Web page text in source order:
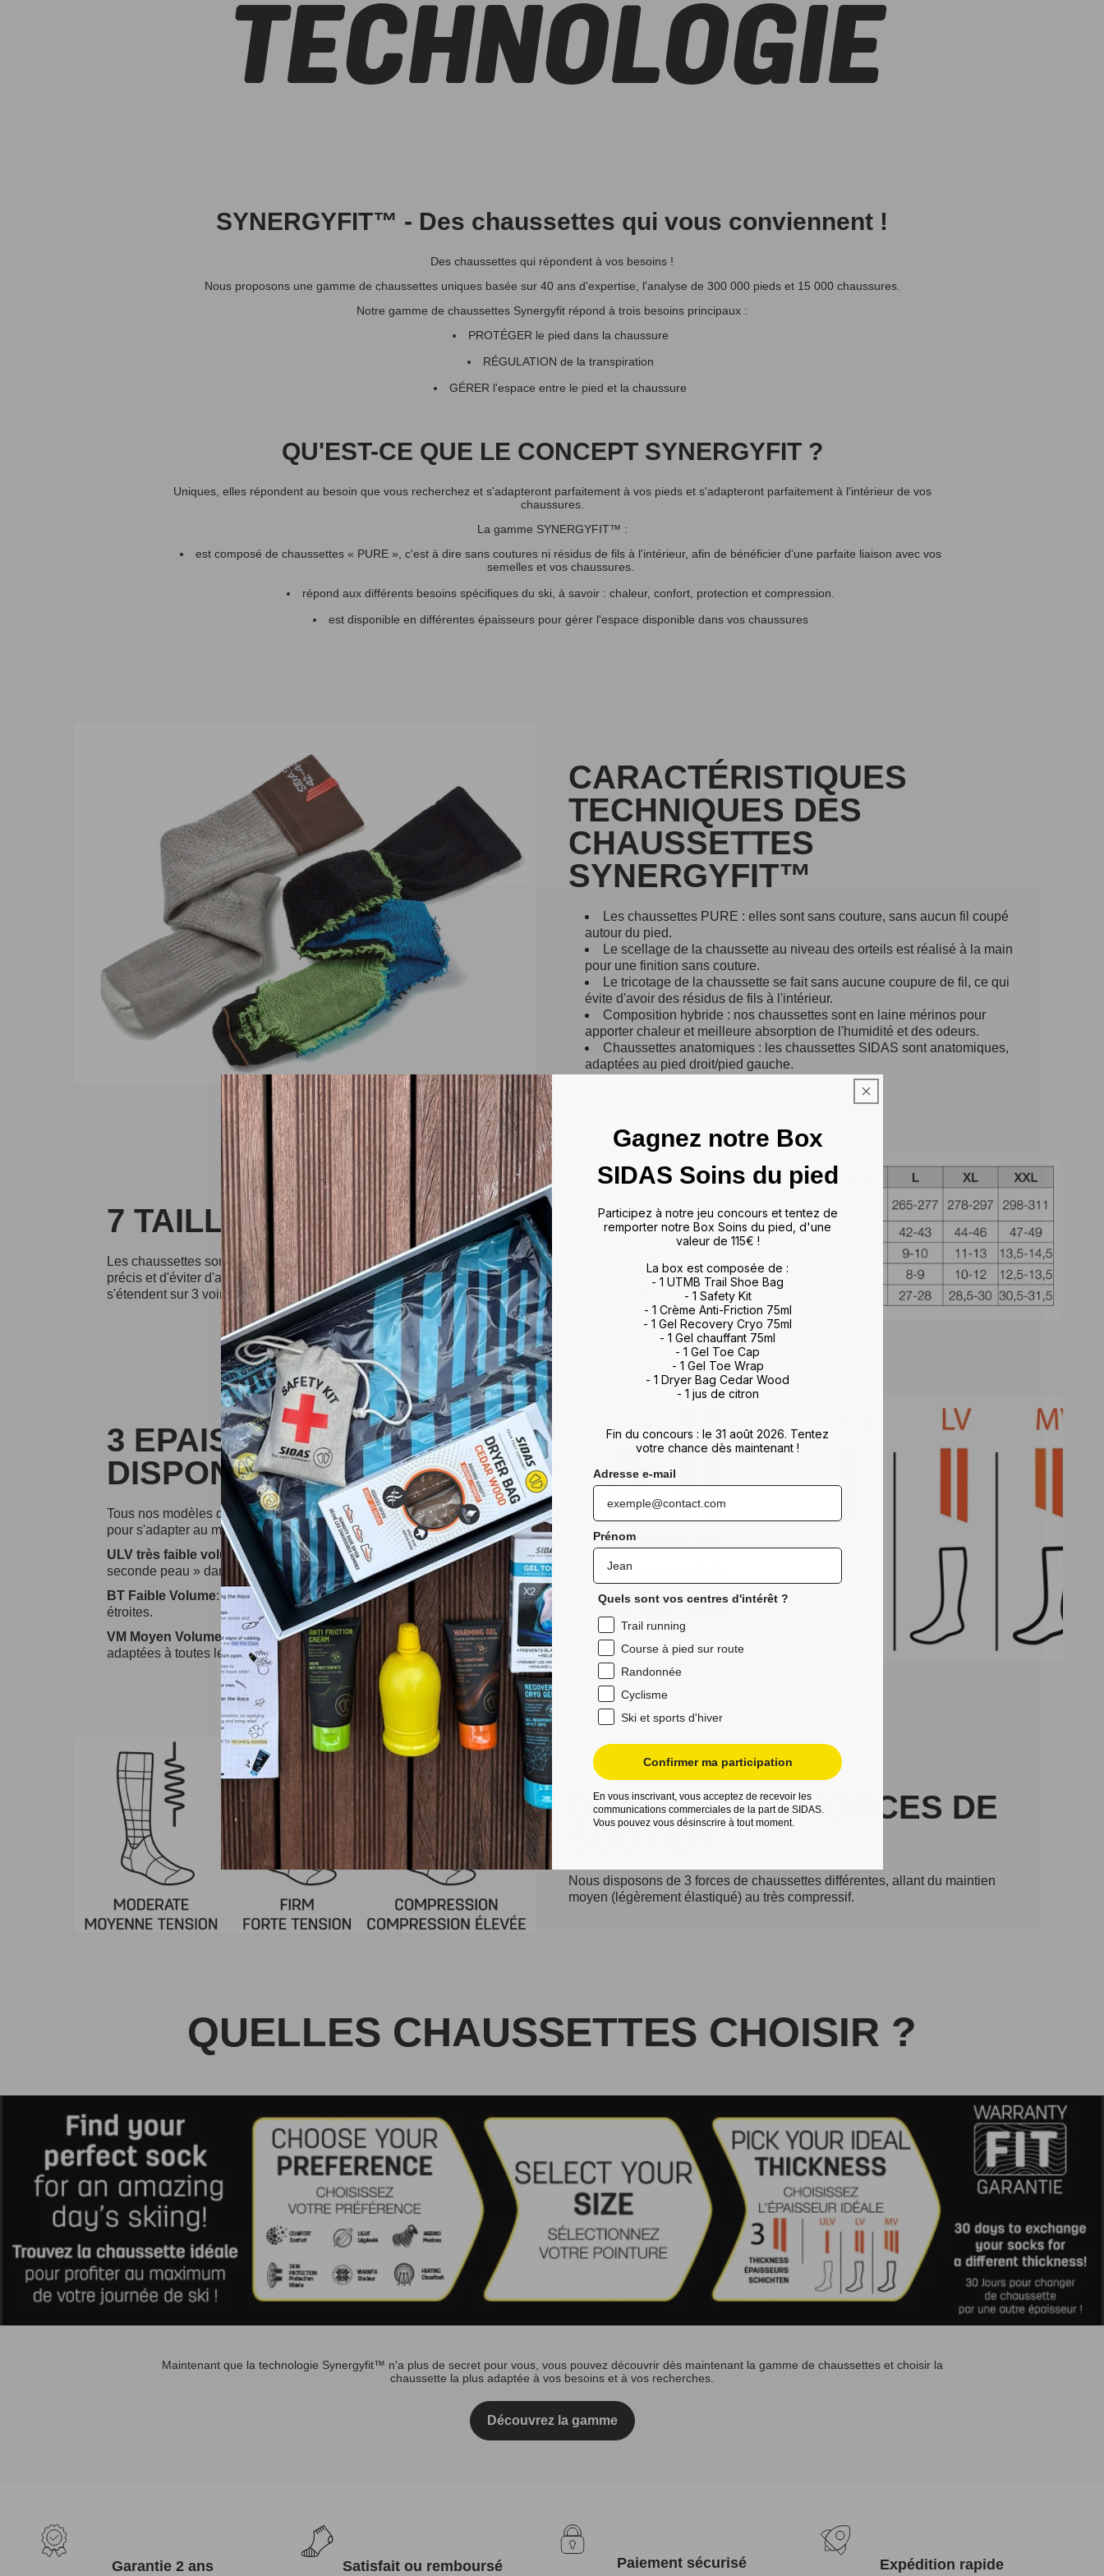
TECHNOLOGIE
SYNERGYFIT™ - Des chaussettes qui vous conviennent !
Des chaussettes qui répondent à vos besoins !
Nous proposons une gamme de chaussettes uniques basée sur 40 ans d'expertise, l'analyse de 300 000 pieds et 15 000 chaussures.
Notre gamme de chaussettes Synergyfit répond à trois besoins principaux :
PROTÉGER le pied dans la chaussure
RÉGULATION de la transpiration
GÉRER l'espace entre le pied et la chaussure
QU'EST-CE QUE LE CONCEPT SYNERGYFIT ?
Uniques, elles répondent au besoin que vous recherchez et s'adapteront parfaitement à vos pieds et s'adapteront parfaitement à l'intérieur de vos
chaussures.
La gamme SYNERGYFIT™ :
est composé de chaussettes « PURE », c'est à dire sans coutures ni résidus de fils à l'intérieur, afin de bénéficier d'une parfaite liaison avec vos
semelles et vos chaussures.
répond aux différents besoins spécifiques du ski, à savoir : chaleur, confort, protection et compression.
est disponible en différentes épaisseurs pour gérer l'espace disponible dans vos chaussures
CARACTÉRISTIQUES
TECHNIQUES DES
CHAUSSETTES
SYNERGYFIT™
Les chaussettes PURE : elles sont sans couture, sans aucun fil coupé
autour du pied.
Le scellage de la chaussette au niveau des orteils est réalisé à la main
pour une finition sans couture.
Le tricotage de la chaussette se fait sans aucune coupure de fil, ce qui
évite d'avoir des résidus de fils à l'intérieur.
Composition hybride : nos chaussettes sont en laine mérinos pour
apporter chaleur et meilleure absorption de l'humidité et des odeurs.
Chaussettes anatomiques : les chaussettes SIDAS sont anatomiques,
adaptées au pied droit/pied gauche.
7 TAILLES DISPONIBLES
Les chaussettes sont disponibles en sept tailles différentes afin d'être plus
précis et d'éviter d'avoir des chaussettes trop serrées (les chaussettes qui
s'étendent sur 3 voire 4 tailles sont moins précises et plus élastiquées).
3 EPAISSEURS
DISPONIBLES
Tous nos modèles de chaussettes sont disponibles en 3 épaisseurs différentes
pour s'adapter au mieux au volume restant dans la chaussure.
ULV très faible volume: Très mince. Chaussettes très fines pour un effet «
seconde peau » dans vos chaussures de ski.
BT Faible Volume: Mince. Chaussettes fines adaptées aux chaussures de ski
étroites.
VM Moyen Volume: Épaisseur moyenne. Chaussettes d'épaisseur moyenne
adaptées à toutes les chaussures de ski.
DIFFÉRENTES FORCES DE
SOUTIEN
Nous disposons de 3 forces de chaussettes différentes, allant du maintien
moyen (légèrement élastiqué) au très compressif.
QUELLES CHAUSSETTES CHOISIR ?
Maintenant que la technologie Synergyfit™ n'a plus de secret pour vous, vous pouvez découvrir dès maintenant la gamme de chaussettes et choisir la
chaussette la plus adaptée à vos besoins et à vos recherches.
Découvrez la gamme
Garantie 2 ans Satisfait ou remboursé Paiement sécurisé Expédition rapide
Gagnez notre Box
SIDAS Soins du pied
Participez à notre jeu concours et tentez de
remporter notre Box Soins du pied, d'une
valeur de 115€ !
La box est composée de :
- 1 UTMB Trail Shoe Bag
- 1 Safety Kit
- 1 Crème Anti-Friction 75ml
- 1 Gel Recovery Cryo 75ml
- 1 Gel chauffant 75ml
- 1 Gel Toe Cap
- 1 Gel Toe Wrap
- 1 Dryer Bag Cedar Wood
- 1 jus de citron
Fin du concours : le 31 août 2026. Tentez
votre chance dès maintenant !
Adresse e-mail
Prénom
Quels sont vos centres d'intérêt ?
Trail running
Course à pied sur route
Randonnée
Cyclisme
Ski et sports d'hiver
Confirmer ma participation
En vous inscrivant, vous acceptez de recevoir les
communications commerciales de la part de SIDAS.
Vous pouvez vous désinscrire à tout moment.